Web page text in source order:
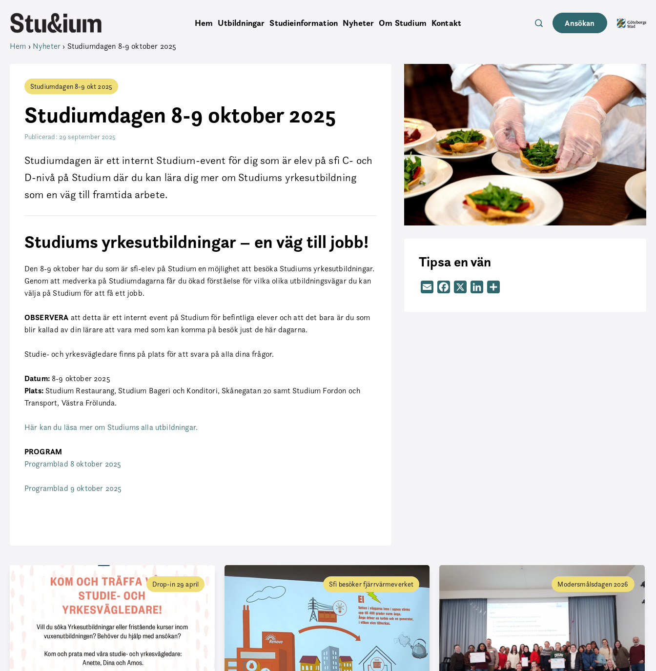
Hem Utbildningar Studieinformation Nyheter Om Studium Kontakt Ansökan
Hem › Nyheter › Studiumdagen 8-9 oktober 2025
Studiumdagen 8-9 okt 2025
Studiumdagen 8-9 oktober 2025
Publicerad: 29 september 2025
Studiumdagen är ett internt Studium-event för dig som är elev på sfi C- och
D-nivå på Studium där du kan lära dig mer om Studiums yrkesutbildning
som en väg till framtida arbete.
Studiums yrkesutbildningar – en väg till jobb!
Den 8-9 oktober har du som är sfi-elev på Studium en möjlighet att besöka Studiums yrkesutbildningar.
Genom att medverka på Studiumdagarna får du ökad förståelse för vilka olika utbildningsvägar du kan
välja på Studium för att få ett jobb.
OBSERVERA att detta är ett internt event på Studium för befintliga elever och att det bara är du som
blir kallad av din lärare att vara med som kan komma på besök just de här dagarna.
Studie- och yrkesvägledare finns på plats för att svara på alla dina frågor.
Datum:8-9 oktober 2025
Plats:Studium Restaurang, Studium Bageri och Konditori, Skånegatan 20 samt Studium Fordon och
Transport, Västra Frölunda.
Här kan du läsa mer om Studiums alla utbildningar.
PROGRAM
Programblad 8 oktober 2025
Programblad 9 oktober 2025
Tipsa en vän
Email Facebook LinkedIn
Drop-in 29 april Sfi besöker fjärrvärmeverket Modersmålsdagen 2026